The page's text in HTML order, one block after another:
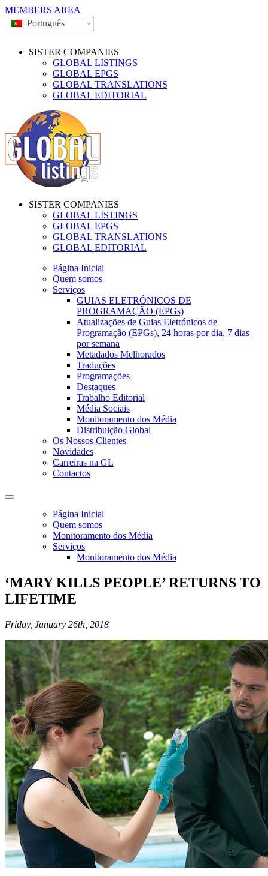
MEMBERS AREA
Português
SISTER COMPANIES
GLOBAL LISTINGS
GLOBAL EPGS
GLOBAL TRANSLATIONS
GLOBAL EDITORIAL
SISTER COMPANIES
GLOBAL LISTINGS
GLOBAL EPGS
GLOBAL TRANSLATIONS
GLOBAL EDITORIAL
Página Inicial
Quem somos
Serviços
GUIAS ELETRÓNICOS DE
PROGRAMAÇÃO (EPGs)
Atualizações de Guias Eletrónicos de
Programação (EPGs), 24 horas por dia, 7 dias
por semana
Metadados Melhorados
Traduções
Programações
Destaques
Trabalho Editorial
Média Sociais
Monitoramento dos Média
Distribuição Global
Os Nossos Clientes
Novidades
Carreiras na GL
Contactos
Página Inicial
Quem somos
Monitoramento dos Média
Serviços
Monitoramento dos Média
‘MARY KILLS PEOPLE’ RETURNS TO
LIFETIME
Friday, January 26th, 2018